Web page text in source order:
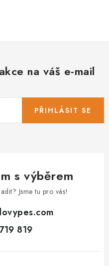
na váš e-mail
PŘIHLÁSIT SE
s výběrem
Jsme tu pro vás!
819